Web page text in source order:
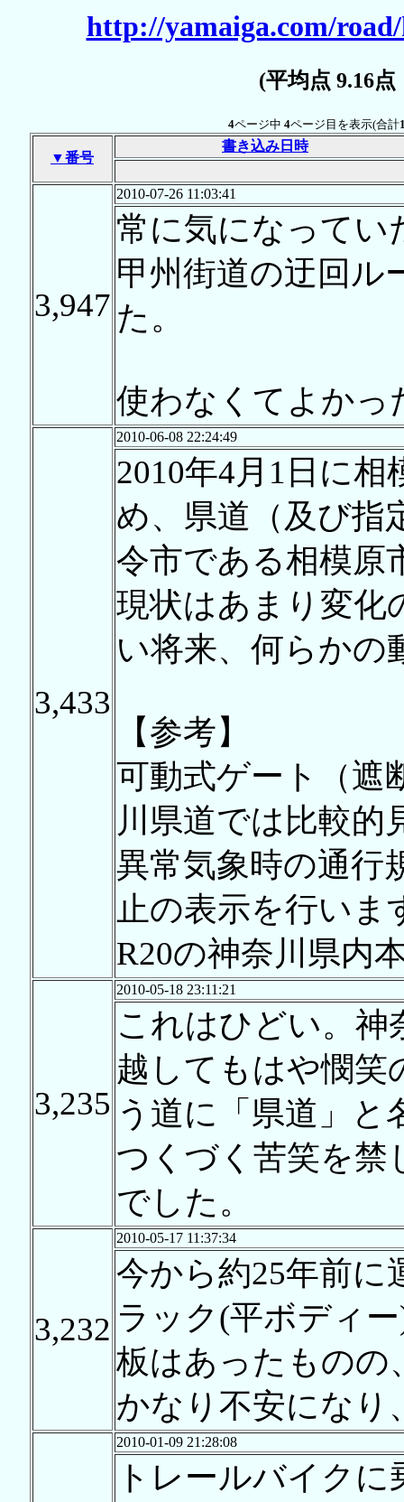
http://yamaiga.com/
(平均点 9.16
4ページ中 4ページ目を表示(合計
▼番号
書き込み日時
3,947
2010-07-26 11:03:41
常に気になってい
甲州街道の迂回ル
た。
使わなくてよかっ
3,433
2010-06-08 22:24:49
2010年4月1日に
め、県道（及び指
令市である相模原
現状はあまり変化
い将来、何らか
【参考】
可動式ゲート（遮
川県道では比較的
異常気象時の通行
止の表示を行いま
R20の神奈川県内
3,235
2010-05-18 23:11:21
これはひどい。神
越してもはや憫笑
う道に「県道」
つくづく苦笑を禁
でした。
3,232
2010-05-17 11:37:34
今から約25年前に
ラック(平ボディ
板はあったものの
かなり不安になり
2010-01-09 21:28:08
トレールバイク